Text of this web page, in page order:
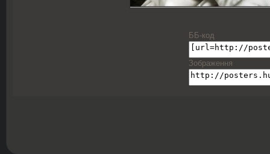
ББ-код
Зображення